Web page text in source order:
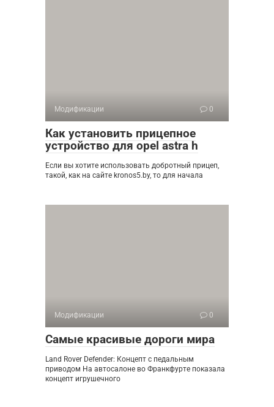
Модификации 0
Как установить прицепное
устройство для opel astra h
Если вы хотите использовать добротный прицеп,
такой, как на сайте kronos5.by, то для начала
Модификации 0
Самые красивые дороги мира
Land Rover Defender: Концепт с педальным
приводом На автосалоне во Франкфурте показала
концепт игрушечного